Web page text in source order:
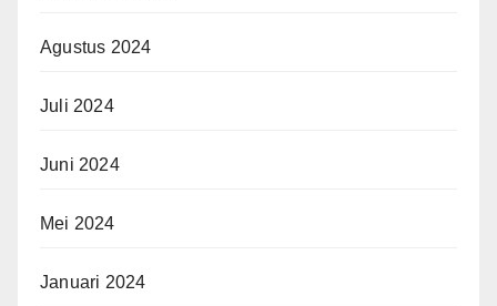
Agustus 2024
Juli 2024
Juni 2024
Mei 2024
Januari 2024